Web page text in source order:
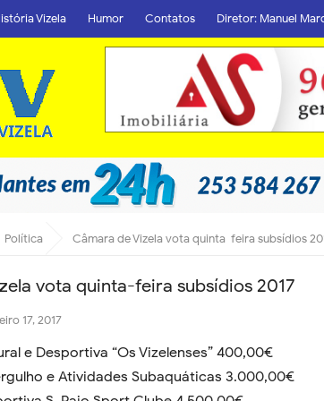
Vizela Humor Contatos Diretor: Manuel
Política Câmara de Vizela vota quinta-feira subsídios
vota quinta-feira subsídios 2017
17, 2017
e Desportiva “Os Vizelenses” 400,00€
e Atividades Subaquáticas 3.000,00€